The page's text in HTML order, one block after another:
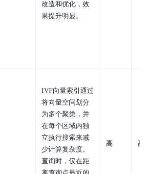
改造和优化，效
果提升明显。
IVF向量索引通过
将向量空间划分
为多个聚类，并
在每个区域内独
立执行搜索来减
少计算复杂度。
查询时，仅在距
高 高